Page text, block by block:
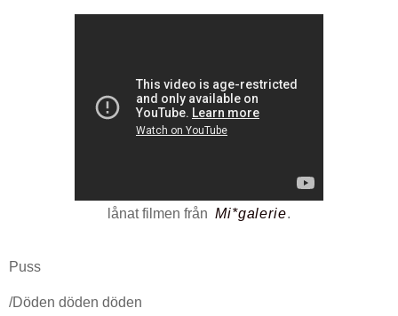
lånat filmen från Mi*galerie.
Puss
/Döden döden döden